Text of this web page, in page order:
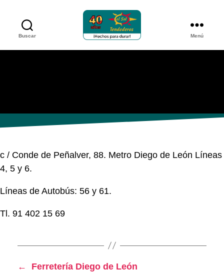
Buscar Menú
c / Conde de Peñalver, 88. Metro Diego de León Líneas
4, 5 y 6.
Líneas de Autobús: 56 y 61.
Tl. 91 402 15 69
←
Ferretería Diego de León